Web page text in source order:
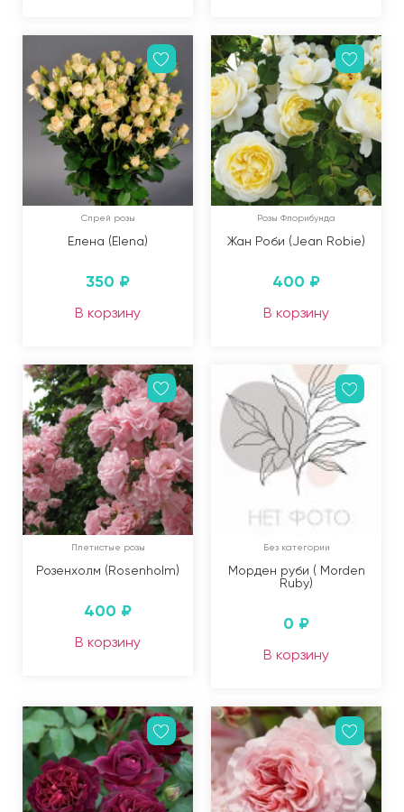
Спрей розы
Елена (Elena)
350 ₽
В корзину
Розы Флорибунда
Жан Роби (Jean Robie)
400 ₽
В корзину
Плетистые розы
Розенхолм (Rosenholm)
400 ₽
В корзину
Без категории
Морден руби ( Morden
Ruby)
0 ₽
В корзину